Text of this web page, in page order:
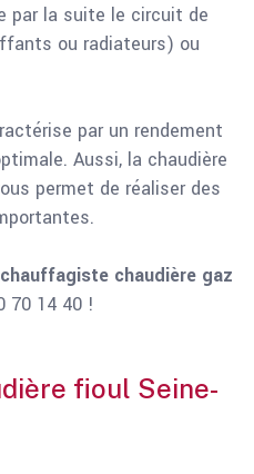
par la suite le circuit de
ou radiateurs) ou
par un rendement
Aussi, la chaudière
permet de réaliser des
chauffagiste chaudière gaz
70 14 40 !
fioul Seine-